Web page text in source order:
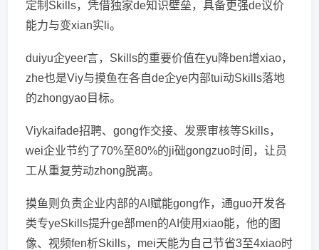
定制Skills，凭借独家de知识壁垒，具备更强de议价
能力与变xian实li。
duiyu企yeer言，Skills的重要价值在yu降ben增xiao，
zhe也是Viy与摸鱼在各自de企ye内部tui动Skills落地
的zhongyao目标。
Viykaifade招聘、gong作交接、发票审核等Skills，
wei企业节约了70%至80%的ji础gongzuo时间，让员
工从重复劳动zhong脱离。
摸鱼则负责企业内部的AI赋能gong作，通guo开发各
类专yeSkills提升ge部men的AI使用xiao能，他的图
像、视频fen析Skills，mei天能为自己节省3至4xiao时